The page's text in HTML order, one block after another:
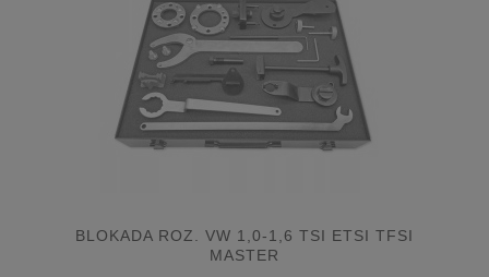
BLOKADA ROZ. VW 1,0-1,6 TSI ETSI TFSI
MASTER